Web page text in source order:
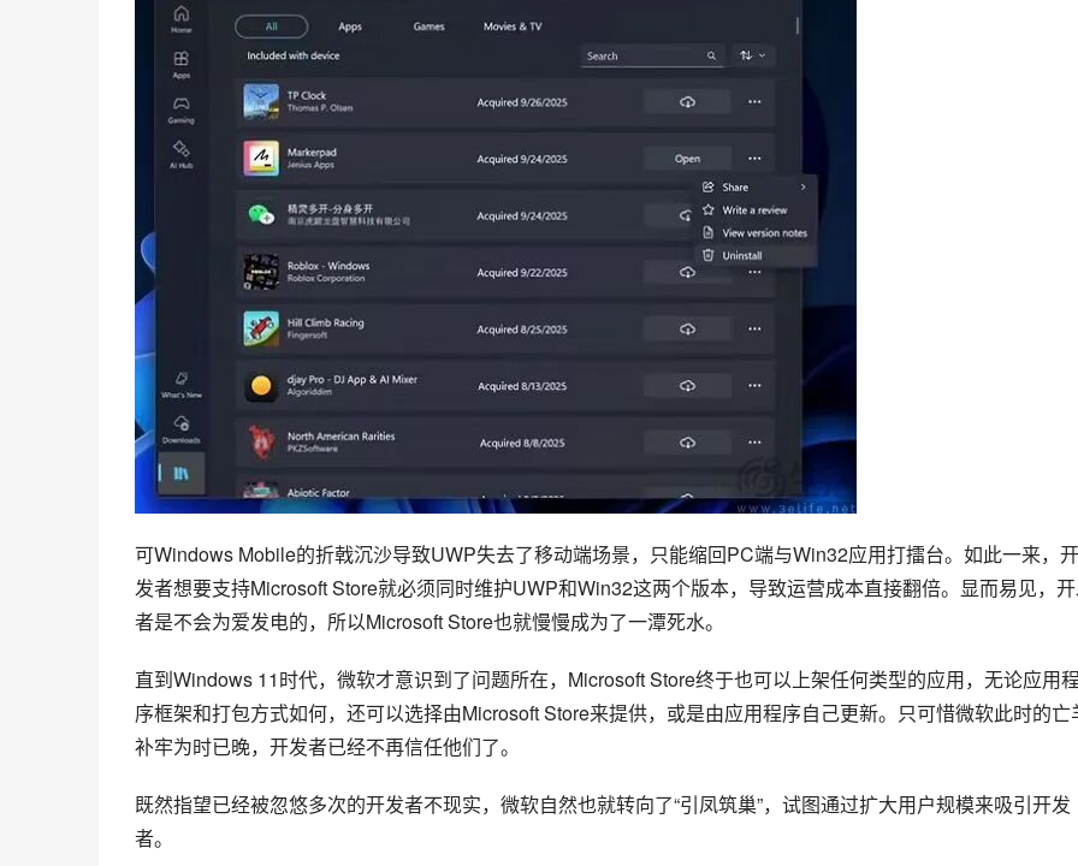
可Windows Mobile的折戟沉沙导致UWP失去了移动端场景，只能缩回PC端与Win32应用打擂台。如此一来，开
发者想要支持Microsoft Store就必须同时维护UWP和Win32这两个版本，导致运营成本直接翻倍。显而易见，
者是不会为爱发电的，所以Microsoft Store也就慢慢成为了一潭死水。
直到Windows 11时代，微软才意识到了问题所在，Microsoft Store终于也可以上架任何类型的应用，无论应用
序框架和打包方式如何，还可以选择由Microsoft Store来提供，或是由应用程序自己更新。只可惜微软此时的亡
补牢为时已晚，开发者已经不再信任他们了。
既然指望已经被忽悠多次的开发者不现实，微软自然也就转向了“引凤筑巢”，试图通过扩大用户规模来吸引开发
者。